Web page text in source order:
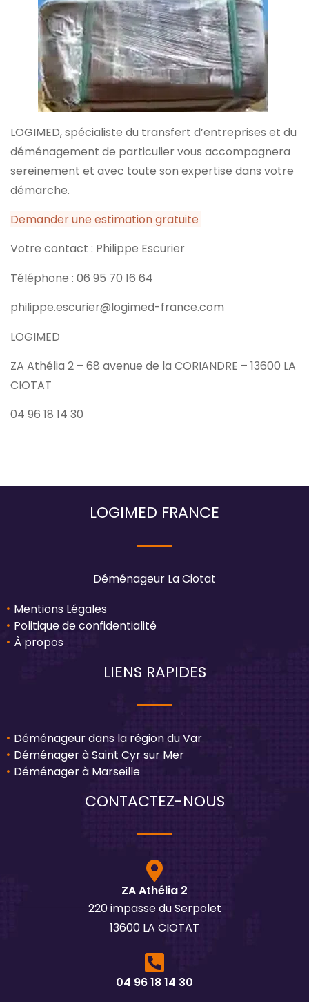
LOGIMED, spécialiste du transfert d’entreprises et du
déménagement de particulier vous accompagnera
sereinement et avec toute son expertise dans votre
démarche.
Demander une estimation gratuite
Votre contact : Philippe Escurier
Téléphone : 06 95 70 16 64
philippe.escurier@logimed-france.com
LOGIMED
ZA Athélia 2 – 68 avenue de la CORIANDRE – 13600 LA
CIOTAT
04 96 18 14 30
LOGIMED FRANCE
Déménageur La Ciotat
Mentions Légales
Politique de confidentialité
À propos
LIENS RAPIDES
Déménageur dans la région du Var
Déménager à Saint Cyr sur Mer
Déménager à Marseille
CONTACTEZ-NOUS
ZA Athélia 2
220 impasse du Serpolet
13600 LA CIOTAT
04 96 18 14 30